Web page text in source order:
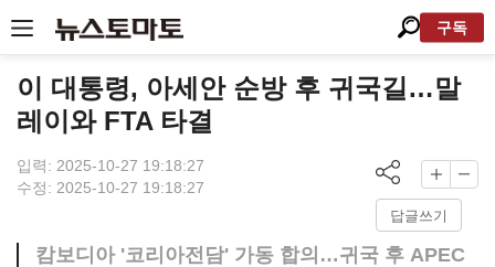
구독
이 대통령, 아세안 순방 후 귀국길…말
레이와 FTA 타결
입력: 2025-10-27 19:18:27
수정: 2025-10-27 19:18:27
답글쓰기
캄보디아 '코리아전담' 가동 합의…귀국 후 APEC